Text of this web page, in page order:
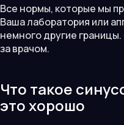
Все нормы, которые мы
Ваша лаборатория или
немного другие
за врачом.
Что такое
это хорошо